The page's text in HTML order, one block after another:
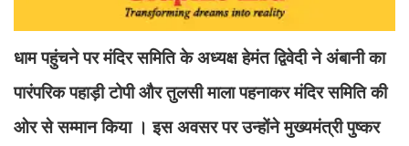
धाम पहुंचने पर मंदिर समिति के अध्यक्ष हेमंत द्विवेदी ने अंबानी का
पारंपरिक पहाड़ी टोपी और तुलसी माला पहनाकर मंदिर समिति की
ओर से सम्मान किया । इस अवसर पर उन्होंने मुख्यमंत्री पुष्कर